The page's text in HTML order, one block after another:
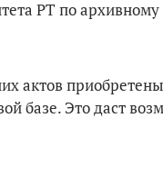
РТ по
актов
базе. Это даст